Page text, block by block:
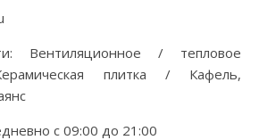
Вентиляционное / тепловое
плитка / Кафель,
с 09:00 до 21:00